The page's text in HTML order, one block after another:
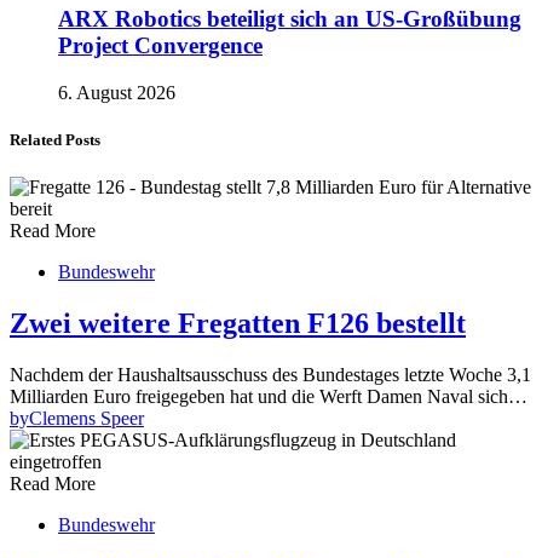
ARX Robotics beteiligt sich an US-Großübung
Project Convergence
6. August 2026
Related Posts
Read More
Bundeswehr
Zwei weitere Fregatten F126 bestellt
Nachdem der Haushaltsausschuss des Bundestages letzte Woche 3,1
Milliarden Euro freigegeben hat und die Werft Damen Naval sich…
byClemens Speer
Read More
Bundeswehr